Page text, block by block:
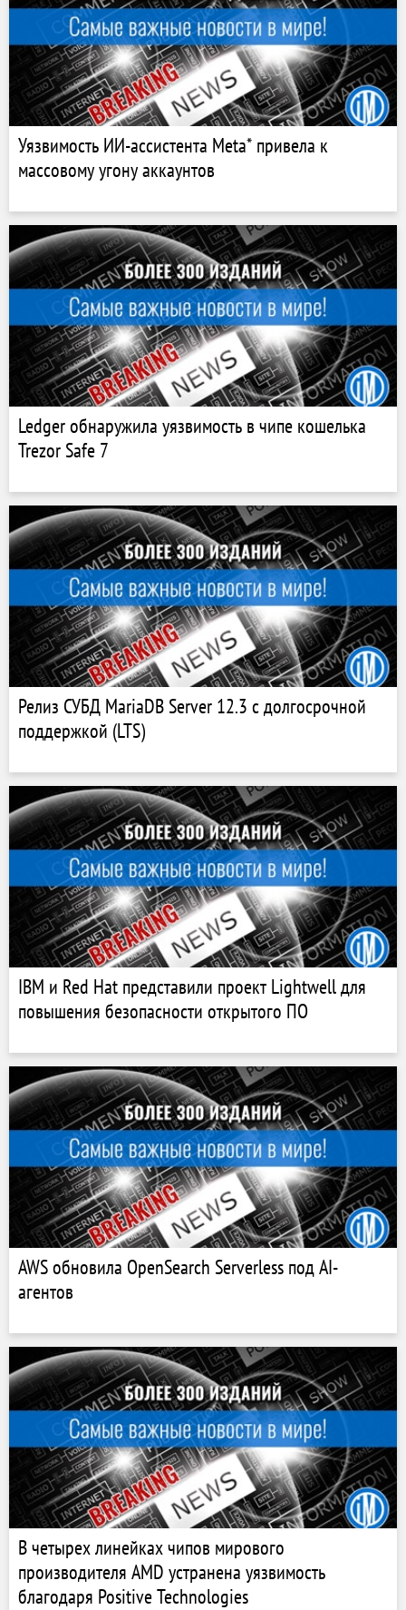
Уязвимость ИИ-ассистента Meta* привела к
массовому угону аккаунтов
Ledger обнаружила уязвимость в чипе кошелька
Trezor Safe 7
Релиз СУБД MariaDB Server 12.3 с долгосрочной
поддержкой (LTS)
IBM и Red Hat представили проект Lightwell для
повышения безопасности открытого ПО
AWS обновила OpenSearch Serverless под AI-
агентов
В четырех линейках чипов мирового
производителя AMD устранена уязвимость
благодаря Positive Technologies